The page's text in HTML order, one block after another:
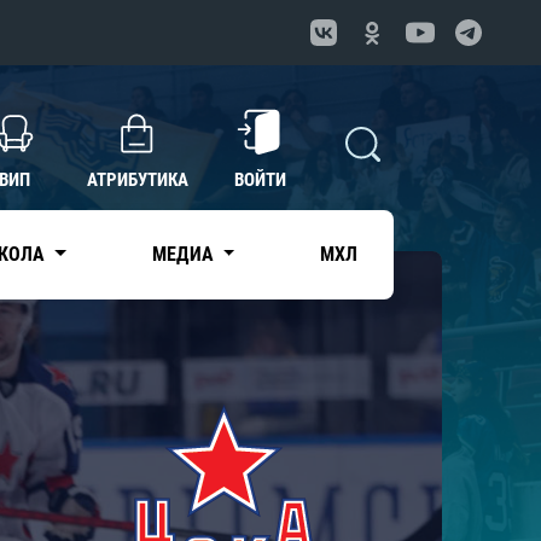
ВИП АТРИБУТИКА ВОЙТИ
МЕДИА МХЛ